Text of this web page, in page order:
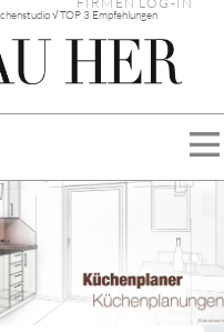
√ TOP 3 Empfehlungen